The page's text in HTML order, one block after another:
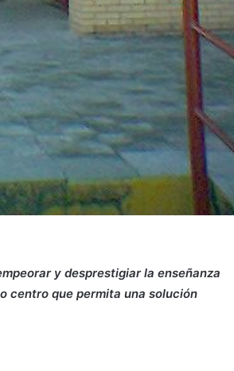
y desprestigiar la enseñanza
centro que permita una solución